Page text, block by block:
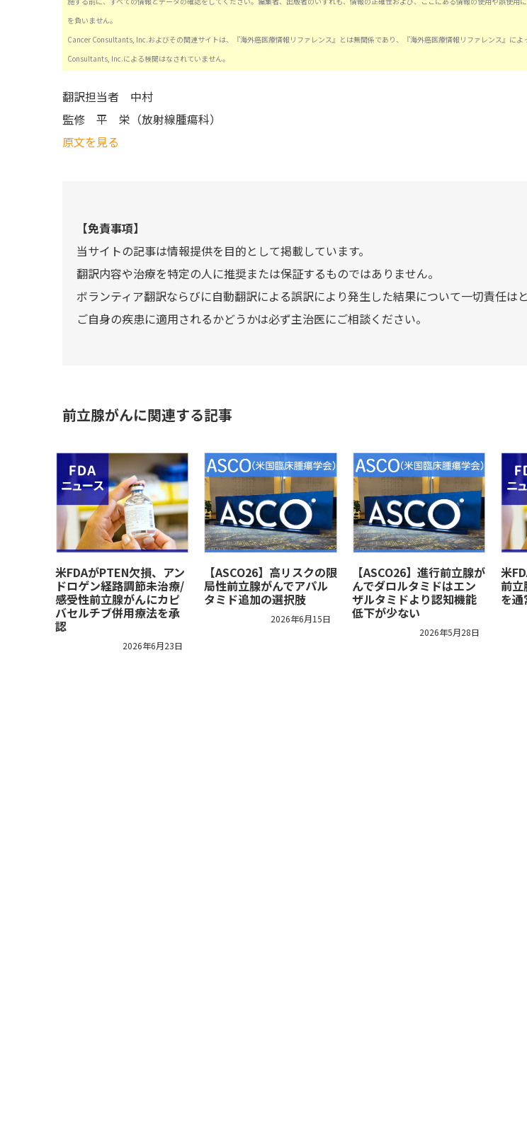
を負いません。
Cancer Consultants, Inc.およびその関連サイトは、『海外癌医療情報リファレンス』とは無関係であり、『海外癌医療情報リファレンス』に
Consultants, Inc.による検閲はなされていません。
翻訳担当者 中村
監修 平 栄（放射線腫瘍科）
原文を見る
【免責事項】
当サイトの記事は情報提供を目的として掲載しています。
翻訳内容や治療を特定の人に推奨または保証するものではありません。
ボランティア翻訳ならびに自動翻訳による誤訳により発生した結果について一切責任は
ご自身の疾患に適用されるかどうかは必ず主治医にご相談ください。
前立腺がんに関連する記事
米FDAがPTEN欠損、アン
ドロゲン経路調節未治療/
感受性前立腺がんにカピ
バセルチブ併用療法を承
認
2026年6月23日
【ASCO26】高リスクの限
局性前立腺がんでアパル
タミド追加の選択肢
2026年6月15日
【ASCO26】進行前立腺が
んでダロルタミドはエン
ザルタミドより認知機能
低下が少ない
2026年5月28日
米
前
を通